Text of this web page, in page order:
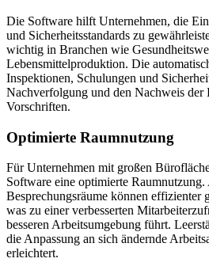
Die Software hilft Unternehmen, die
und Sicherheitsstandards zu
wichtig in Branchen wie
Lebensmittelproduktion. Die
Inspektionen, Schulungen und
Nachverfolgung und den Nachweis der
Vorschriften.
Optimierte Raumnutzung
Für Unternehmen mit großen
Software eine optimierte
Besprechungsräume können effizienter
was zu einer verbesserten
besseren Arbeitsumgebung führt.
die Anpassung an sich ändernde
erleichtert.